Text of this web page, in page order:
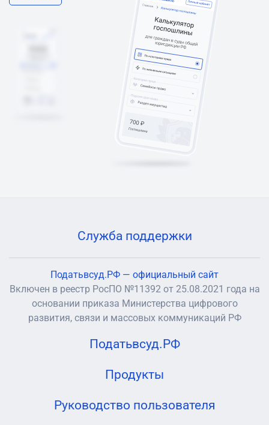
Служба поддержки
Податьвсуд.РФ — официальный сайт
Включен в реестр РосПО №11392 от 25.08.2021 года на
основании приказа Министерства цифрового
развития, связи и массовых коммуникаций РФ
Податьвсуд.РФ
Продукты
Руководство пользователя